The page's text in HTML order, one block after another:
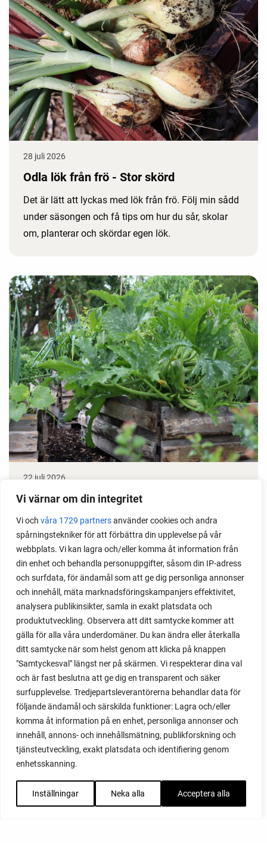
Vi värnar om din integritet
Vi och våra 1729 partnersanvänder cookies och andra
spårningstekniker för att förbättra din upplevelse på vår
webbplats. Vi kan lagra och/eller komma åt information från
din enhet och behandla personuppgifter, såsom din IP-adress
och surfdata, för ändamål som att ge dig personliga annonser
och innehåll, mäta marknadsföringskampanjers effektivitet,
analysera publikinsikter, samla in exakt platsdata och
produktutveckling. Observera att ditt samtycke kommer att
gälla för alla våra underdomäner. Du kan ändra eller återkalla
ditt samtycke när som helst genom att klicka på knappen
"Samtyckesval" längst ner på skärmen. Vi respekterar dina val
och är fast beslutna att ge dig en transparent och säker
surfupplevelse. Tredjepartsleverantörerna behandlar data för
följande ändamål och särskilda funktioner: Lagra och/eller
komma åt information på en enhet, personliga annonser och
innehåll, annons- och innehållsmätning, publikforskning och
tjänsteutveckling, exakt platsdata och identifiering genom
enhetsskanning.
Inställningar Neka alla Acceptera alla
28 juli 2026
Odla lök från frö - Stor skörd
Det är lätt att lyckas med lök från frö. Följ min sådd
under säsongen och få tips om hur du sår, skolar
om, planterar och skördar egen lök.
22 juli 2026
Odla stora växter på liten plats
Med det här smarta knepet kan du odla också stora
växter i en pallkrage tillsammans med andra växter.
Perfekt om du vill odla mycket i på liten yta.